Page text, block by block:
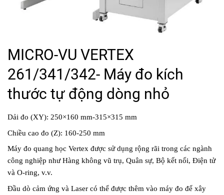
MICRO-VU VERTEX
261/341/342- Máy đo kích
thước tự động dòng nhỏ
Dải đo (XY): 250×160 mm-315×315 mm
Chiều cao đo (Z): 160-250 mm
Máy đo quang học Vertex được sử dụng rộng rãi trong các ngành
công nghiệp như Hàng không vũ trụ, Quân sự, Bộ kết nối, Điện tử
và O-ring, v.v.
Đầu dò cảm ứng và Laser có thể được thêm vào máy đo để xây